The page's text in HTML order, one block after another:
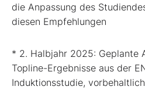
die Anpassung des
diesen Empfehlungen
* 2. Halbjahr 2025: Geplante
Topline-Ergebnisse aus der
Induktionsstudie,